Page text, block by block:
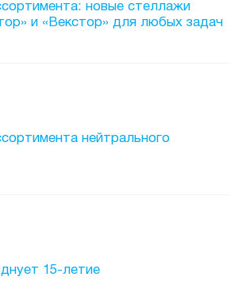
новые стеллажи
и «Векстор» для любых задач
нейтрального
15-летие